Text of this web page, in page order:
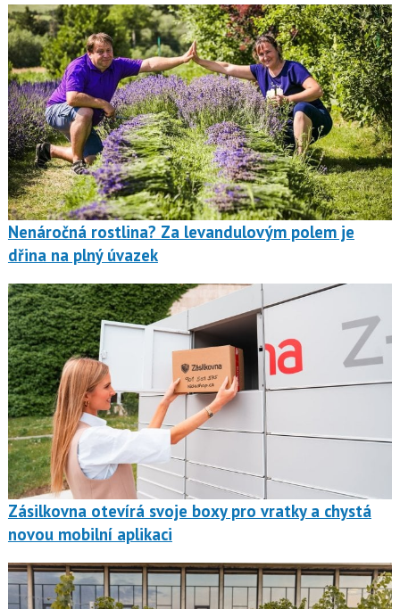
Nenáročná rostlina? Za levandulovým polem je
dřina na plný úvazek
Zásilkovna otevírá svoje boxy pro vratky a chystá
novou mobilní aplikaci